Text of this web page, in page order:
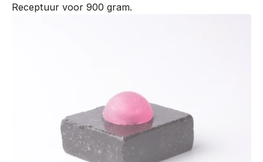
Receptuur voor 900 gram.